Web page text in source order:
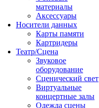
материалы
Аксессуары
Носители данных
Карты памяти
Картридеры
Театр/Сцена
Звуковое
оборудование
Сценический свет
Виртуальные
концертные залы
Одежда сцены